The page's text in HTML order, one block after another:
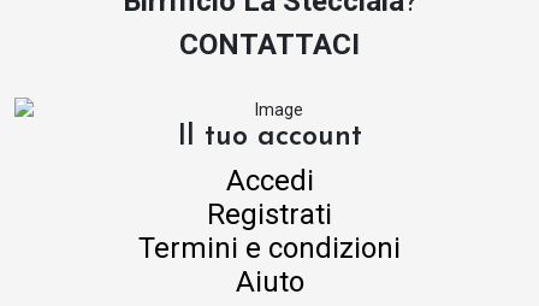
CONTATTACI
Il tuo account
Accedi
Registrati
Termini e condizioni
Aiuto